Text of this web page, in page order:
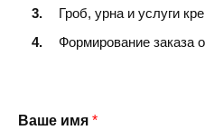
Гроб, урна и услуги
Формирование заказа
Ваше имя *